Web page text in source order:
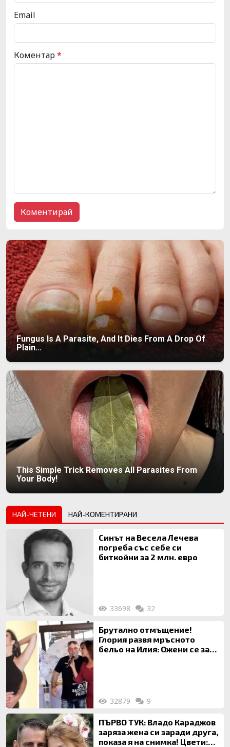
Email
Коментар*
Fungus Is A Parasite, And It Dies From A Drop Of
Plain...
This Simple Trick Removes All Parasites From
Your Body!
НАЙ-ЧЕТЕНИ НАЙ-КОМЕНТИРАНИ
Синът на Весела Лечева
погреба със себе си
биткойни за 2 млн. евро
33698 32
Брутално отмъщение!
Глория развя мръсното
бельо на Илия: Ожени се за
32879 9
ПЪРВО ТУК: Владо Караджов
заряза жена си заради друга,
показа я на снимка! Цвети: